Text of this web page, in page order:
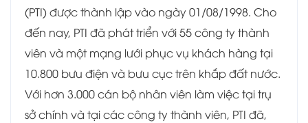
(PTI) được thành lập vào ngày 01/08/1998. Cho
đến nay, PTI đã phát triển với 55 công ty thành
viên và một mạng lưới phục vụ khách hàng tại
10.800 bưu điện và bưu cục trên khắp đất nước.
Với hơn 3.000 cán bộ nhân viên làm việc tại trụ
sở chính và tại các công ty thành viên, PTI đã,